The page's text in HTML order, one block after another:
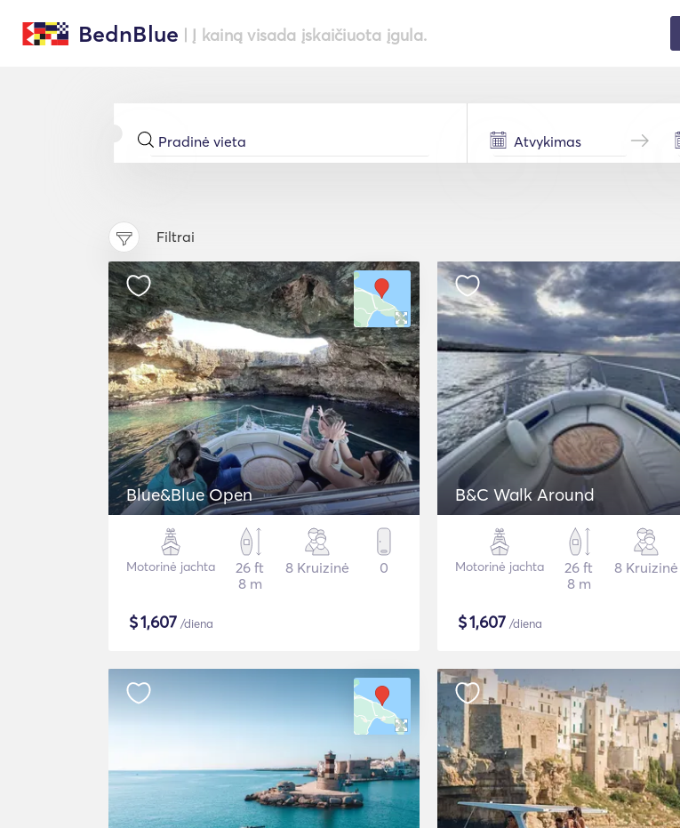
BednBlue | Į kainą visada įskaičiuota įgula.
Filtrai
Blue&Blue Open
Motorinė jachta
26 ft
8 m
8 Kruizinė 0
$1,607 /diena
B&C Walk Around
Motorinė jachta
26 ft
8 m
8 Kruizinė
$1,607 /diena